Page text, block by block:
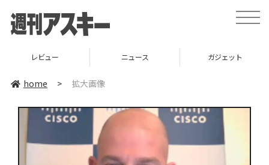
toggle
レビュー ニュース ガジェット
home > 拡大画像